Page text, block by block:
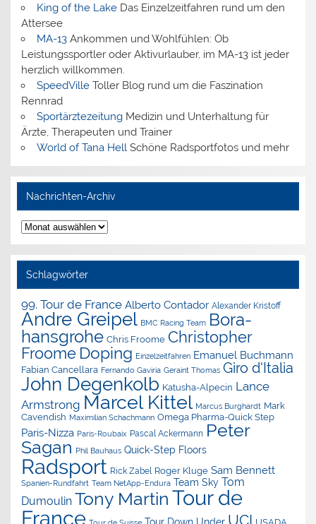
King of the LakeDas Einzelzeitfahren rund um den
Attersee
MA-13Ankommen und Wohlfühlen: Ob
Leistungssportler oder Aktivurlauber, im MA-13 ist jeder
herzlich willkommen.
SpeedVilleToller Blog rund um die Faszination
Rennrad
SportärztezeitungMedizin und Unterhaltung für
Ärzte, Therapeuten und Trainer
World of Tana Hell Schöne Radsportfotos und mehr
Nachrichten-Archiv
Nachrichten-
Archiv
Schlagwörter
99. Tour de France Alberto Contador Alexander Kristoff
Andre Greipel BMC Racing Team Bora-
hansgrohe Chris Froome Christopher
Froome Doping Einzelzeitfahren Emanuel Buchmann
Fabian Cancellara Fernando Gaviria Geraint Thomas Giro d'Italia
John Degenkolb Katusha-Alpecin Lance
Armstrong Marcel Kittel Marcus Burghardt Mark
Cavendish Maximilian Schachmann Omega Pharma-Quick Step
Paris-Nizza Paris-Roubaix Pascal Ackermann Peter
Sagan Phil Bauhaus Quick-Step Floors
Radsport Rick Zabel Roger Kluge Sam Bennett
Spanien-Rundfahrt Team NetApp-Endura Team Sky Tom
Dumoulin Tony Martin Tour de
France
Tour Down Under UCI